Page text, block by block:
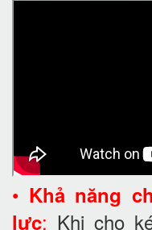
• Khả năng
lực: Khi cho